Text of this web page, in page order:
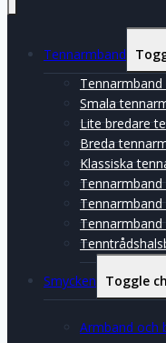
Tennarmband
Tennarmband
Smala
Lite bredare
Breda
Klassiska
Smycken Toggle
Armband och